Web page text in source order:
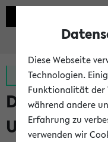
Zur MeineUni App
Das
Universität
Diese Webseite
Technologien.
Funktionalität der
während andere
Erfahrung zu
verwenden wir